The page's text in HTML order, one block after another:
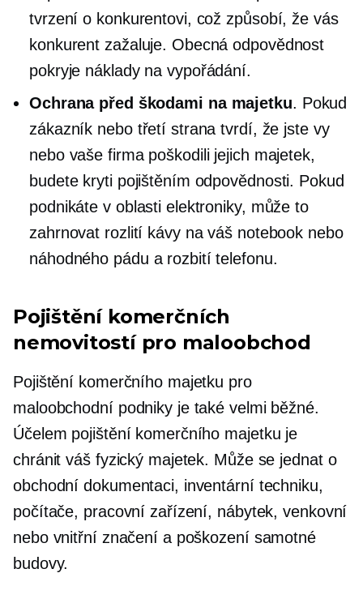
tvrzení o konkurentovi, což způsobí, že vás
konkurent zažaluje. Obecná odpovědnost
pokryje náklady na vypořádání.
Ochrana před škodami na majetku. Pokud
zákazník nebo třetí strana tvrdí, že jste vy
nebo vaše firma poškodili jejich majetek,
budete kryti pojištěním odpovědnosti. Pokud
podnikáte v oblasti elektroniky, může to
zahrnovat rozlití kávy na váš notebook nebo
náhodného pádu a rozbití telefonu.
Pojištění komerčních
nemovitostí pro maloobchod
Pojištění komerčního majetku pro
maloobchodní podniky je také velmi běžné.
Účelem pojištění komerčního majetku je
chránit váš fyzický majetek. Může se jednat o
obchodní dokumentaci, inventární techniku,
počítače, pracovní zařízení, nábytek, venkovní
nebo vnitřní značení a poškození samotné
budovy.